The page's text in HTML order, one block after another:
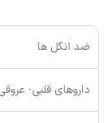
ضد انگل ها
داروهای قلبی-